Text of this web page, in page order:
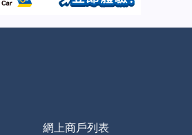
網上商戶列表